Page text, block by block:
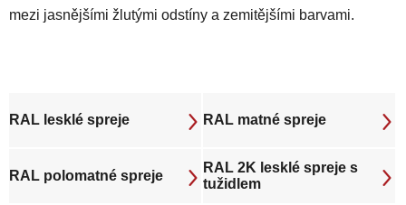
mezi jasnějšími žlutými odstíny a zemitějšími barvami.
RAL lesklé spreje RAL matné spreje
RAL polomatné spreje
RAL 2K lesklé spreje s
tužidlem